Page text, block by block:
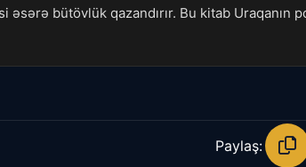
əsərə bütövlük qazandırır. Bu kitab Uraqanın
Paylaş: